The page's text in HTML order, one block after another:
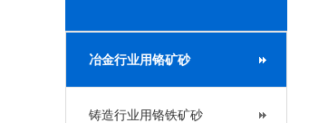
冶金行业用铬矿砂
铸造行业用铬铁矿砂